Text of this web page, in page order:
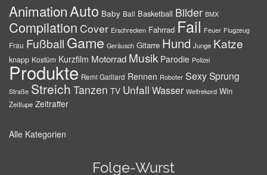
AnimationAuto Baby Ball Basketball Bilder BMX
Compilation Cover Erschrecken Fahrrad Fail Feuer Flugzeug
Frau Fußball Game Geräusch Gitarre Hund Junge Katze
knapp Kostüm Kurzfilm Motorrad Musik Parodie Polizei
Produkte Remi Gaillard Rennen Roboter SexySprung
Straße Streich Tanzen TV Unfall Wasser Weltrekord Win
Zeitlupe Zeitraffer
Alle Kategorien
Folge-Wurst